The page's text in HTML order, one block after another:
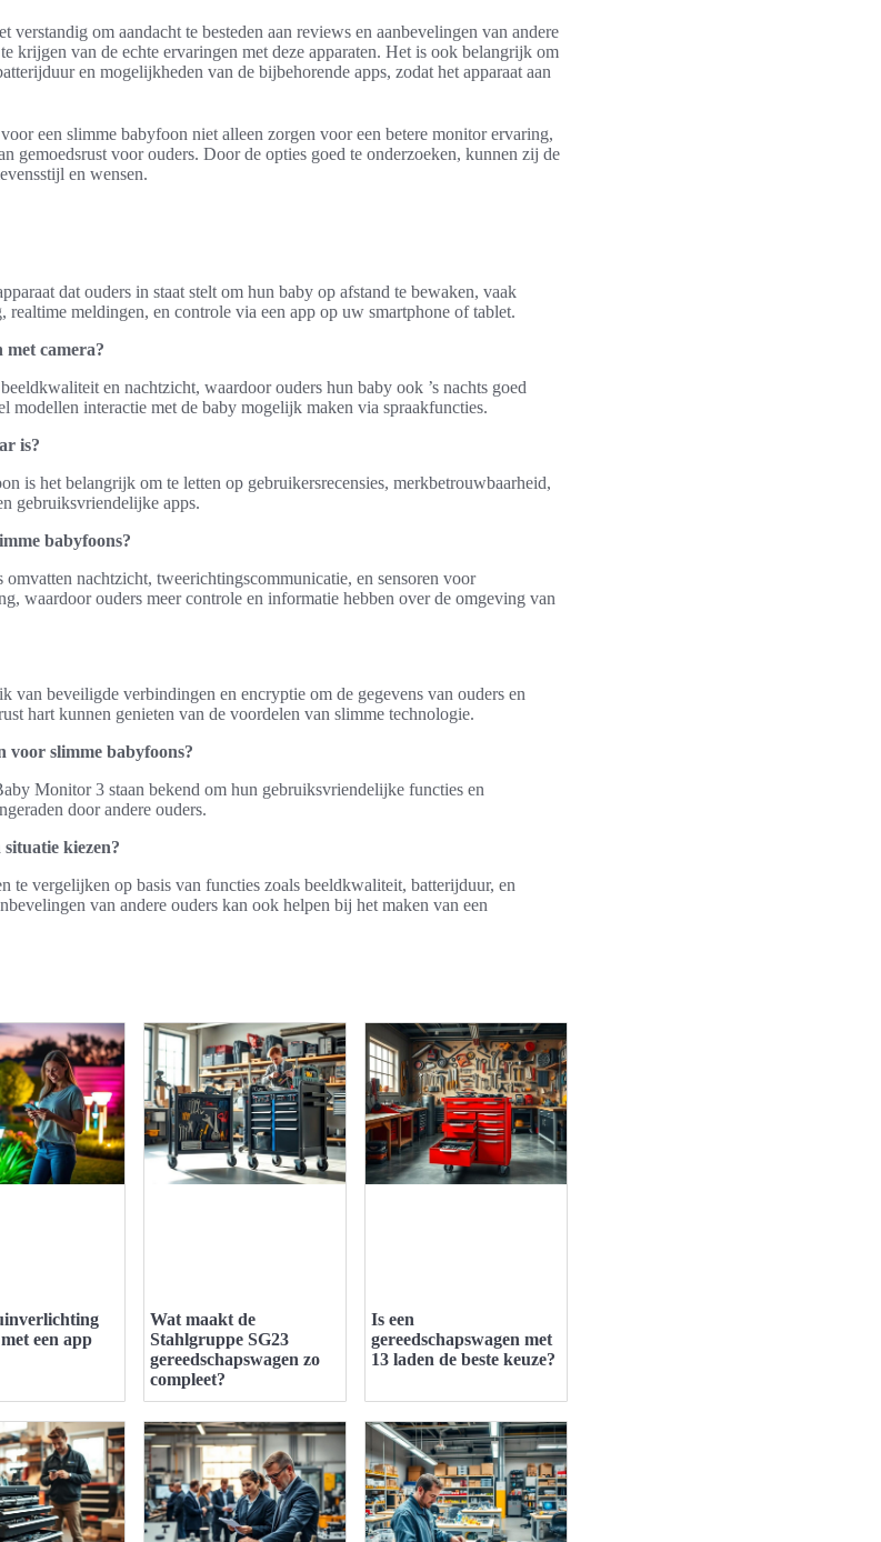
om aandacht te besteden aan reviews en aanbevelingen van andere
krijgen van de echte ervaringen met deze apparaten. Het is ook belangrijk om
en mogelijkheden van de bijbehorende apps, zodat het apparaat aan
een slimme babyfoon niet alleen zorgen voor een betere monitor ervaring,
gemoedsrust voor ouders. Door de opties goed te onderzoeken, kunnen zij de
en wensen.
dat ouders in staat stelt om hun baby op afstand te bewaken, vaak
meldingen, en controle via een app op uw smartphone of tablet.
met camera?
en nachtzicht, waardoor ouders hun baby ook ’s nachts goed
modellen interactie met de baby mogelijk maken via spraakfuncties.
is?
is het belangrijk om te letten op gebruikersrecensies, merkbetrouwbaarheid,
gebruiksvriendelijke apps.
babyfoons?
nachtzicht, tweerichtingscommunicatie, en sensoren voor
waardoor ouders meer controle en informatie hebben over de omgeving van
van beveiligde verbindingen en encryptie om de gegevens van ouders en
hart kunnen genieten van de voordelen van slimme technologie.
voor slimme babyfoons?
Monitor 3 staan bekend om hun gebruiksvriendelijke functies en
door andere ouders.
kiezen?
te vergelijken op basis van functies zoals beeldkwaliteit, batterijduur, en
van andere ouders kan ook helpen bij het maken van een
een app
Wat maakt de
Stahlgruppe SG23
gereedschapswagen zo
compleet?
Is een
gereedschapswagen met
13 laden de beste keuze?